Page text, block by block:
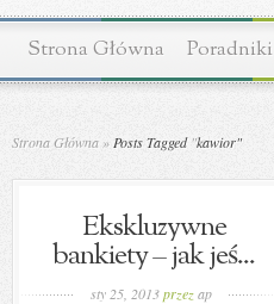
Strona Główna Poradniki
Strona Główna » Posts Tagged "kawior"
Ekskluzywne
bankiety – jak jeś...
sty 25, 2013przezap